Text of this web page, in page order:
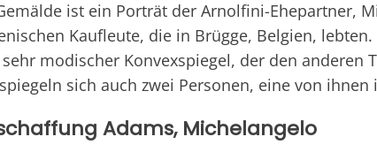
ist ein Porträt der Arnolfini-Ehepartner,
Kaufleute, die in Brügge, Belgien,
modischer Konvexspiegel, der den anderen
sich auch zwei Personen, eine von
Adams, Michelangelo